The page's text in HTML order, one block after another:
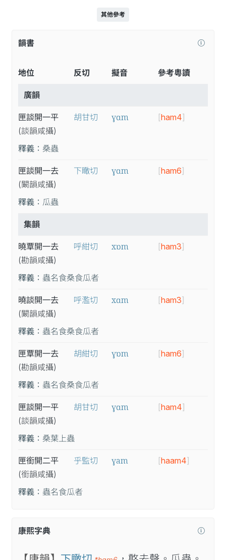
其他參考
韻書
地位 反切 擬音 參考粵讀
廣韻
匣談開一平
(談韻咸攝)
胡甘切 ɣɑm [ham4]
釋義： 桑蟲
匣談開一去
(闞韻咸攝)
下瞰切 ɣɑm [ham6]
釋義： 瓜蟲
集韻
曉覃開一去
(勘韻咸攝)
呼紺切 xɒm [ham3]
釋義： 蟲名食桑食瓜者
曉談開一去
(闞韻咸攝)
呼濫切 xɑm [ham3]
釋義： 蟲名食桑食瓜者
匣覃開一去
(勘韻咸攝)
胡紺切 ɣɒm [ham6]
釋義： 蟲名食桑食瓜者
匣談開一平
(談韻咸攝)
胡甘切 ɣɑm [ham4]
釋義： 桑葉上蟲
匣銜開二平
(銜韻咸攝)
乎監切 ɣam [haam4]
釋義： 蟲名食瓜者
康熙字典